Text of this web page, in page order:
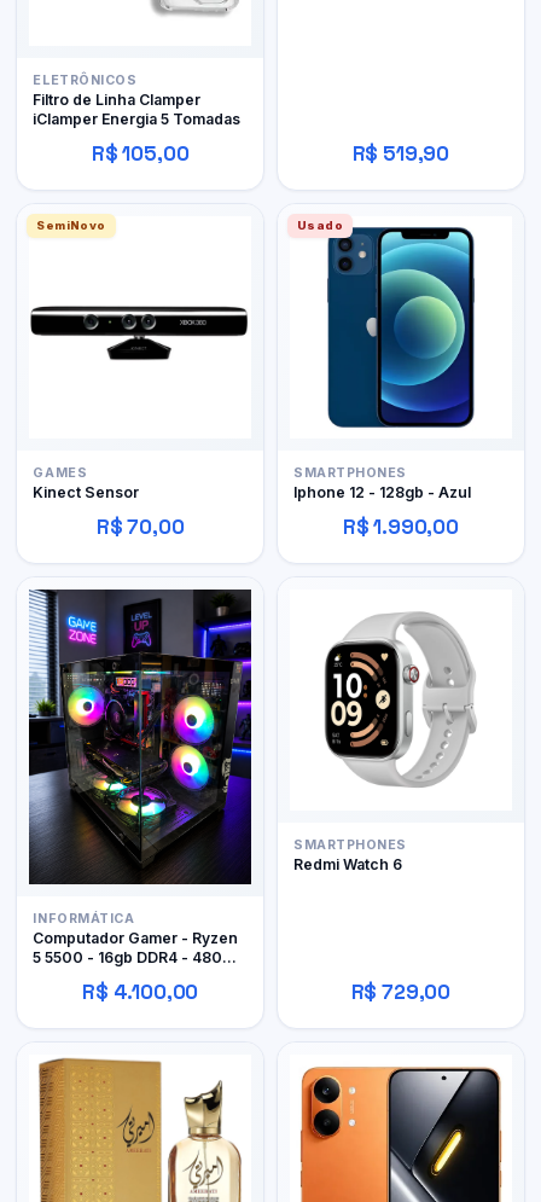
ELETRÔNICOS
Filtro de Linha Clamper
iClamper Energia 5 Tomadas
R$ 105,00 R$ 519,90
SemiNovo
GAMES
Kinect Sensor
R$ 70,00
Usado
SMARTPHONES
Iphone 12 - 128gb - Azul
R$ 1.990,00
INFORMÁTICA
Computador Gamer - Ryzen
5 5500 - 16gb DDR4 - 480GB
SSD - RX 480 4gb
R$ 4.100,00
SMARTPHONES
Redmi Watch 6
R$ 729,00